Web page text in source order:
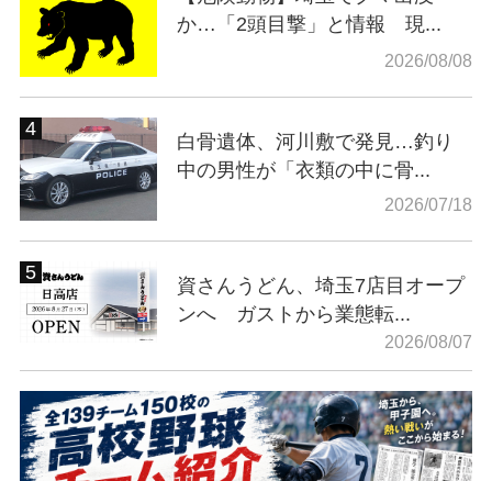
か…「2頭目撃」と情報 現...
2026/08/08
白骨遺体、河川敷で発見…釣り
中の男性が「衣類の中に骨...
2026/07/18
資さんうどん、埼玉7店目オープ
ンへ ガストから業態転...
2026/08/07